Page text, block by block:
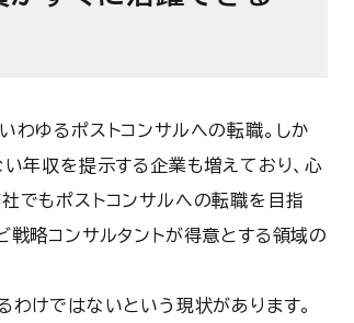
わゆるポストコンサルへの転職。 しか
年収を提示する企業も増えており、心
でもポストコンサルへの転職を目指
略コンサルタントが得意とする領域の
わけではないという現状があります。